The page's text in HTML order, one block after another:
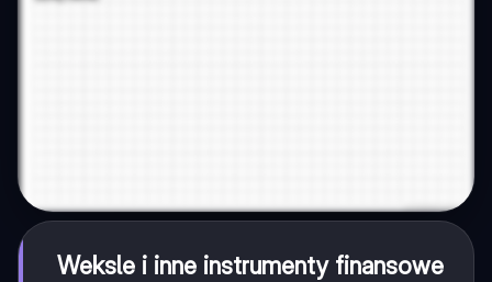
Weksle i inne instrumenty finansowe